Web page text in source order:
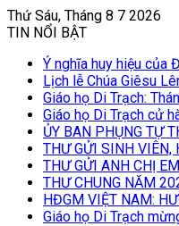
Thứ Sáu, Tháng 8 7 2026
TIN NỔI BẬT
Ý nghĩa huy hiệu của
Lịch lễ Chúa Giêsu
Giáo họ Di Trạch:
Giáo họ Di Trạch cử
ỦY BAN PHỤNG TỰ
THƯ GỬI SINH VIÊN,
THƯ GỬI ANH CHỊ
THƯ CHUNG NĂM
HĐGM VIỆT NAM:
Giáo họ Di Trạch